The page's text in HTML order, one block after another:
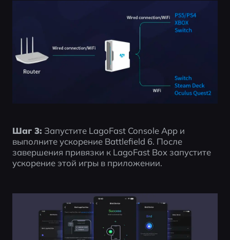
Шаг 3: Запустите LagoFast Console App и
выполните ускорение Battlefield 6. После
завершения привязки к LagoFast Box запустите
ускорение этой игры в приложении.